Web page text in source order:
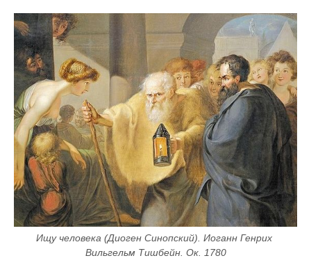
Ищу человека (Диоген Синопский). Иоганн Генрих
Вильгельм Тишбейн. Ок. 1780